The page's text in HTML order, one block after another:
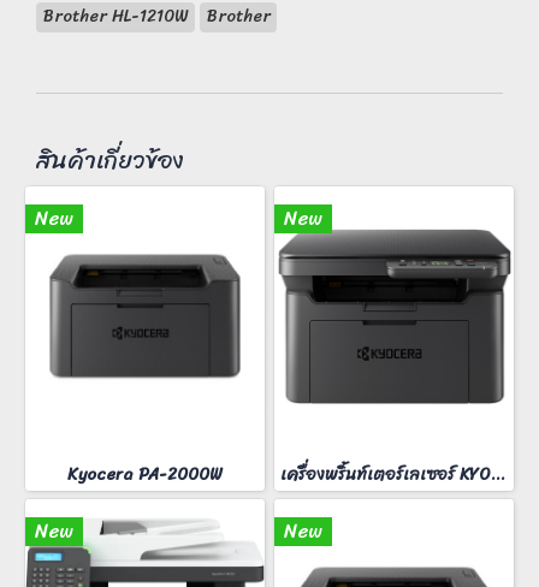
Brother HL-1210W Brother
สินค้าเกี่ยวข้อง
New
Kyocera PA-2000W
New
เครื่องพริ้นท์เตอร์เลเซอร์ KYOCERA MA-2000W
New New